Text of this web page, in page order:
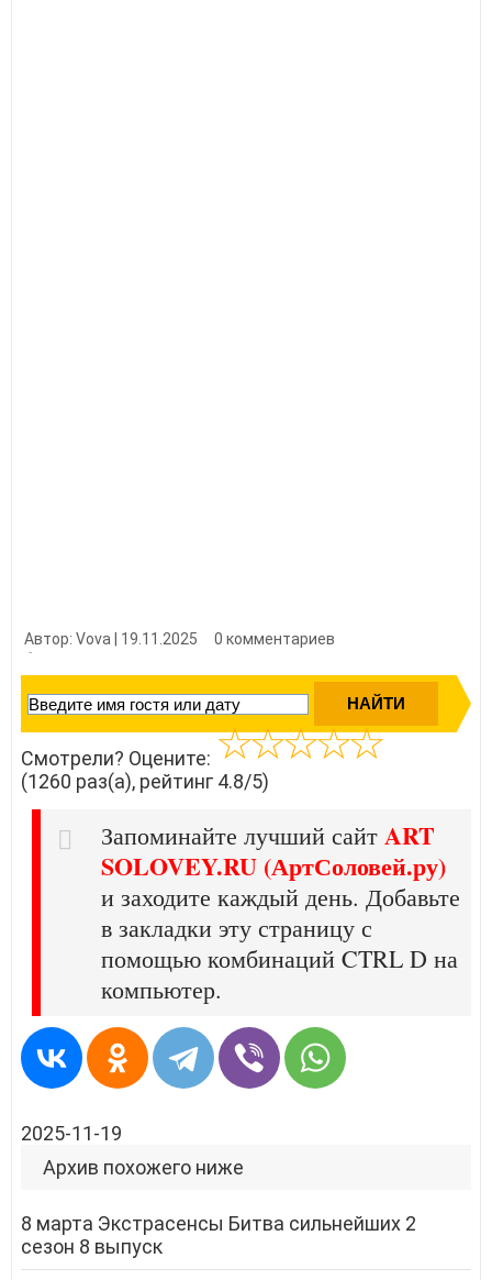
Автор: Vova | 19.11.2025
0 комментариев
Смотрели? Оцените:
(1260 раз(а), рейтинг 4.8/5)
Запоминайте лучший сайт ART
SOLOVEY.RU (АртСоловей.ру)
и заходите каждый день. Добавьте
в закладки эту страницу с
помощью комбинаций CTRL D на
компьютер.
2025-11-19
Архив похожего ниже
8 марта Экстрасенсы Битва сильнейших 2
сезон 8 выпуск